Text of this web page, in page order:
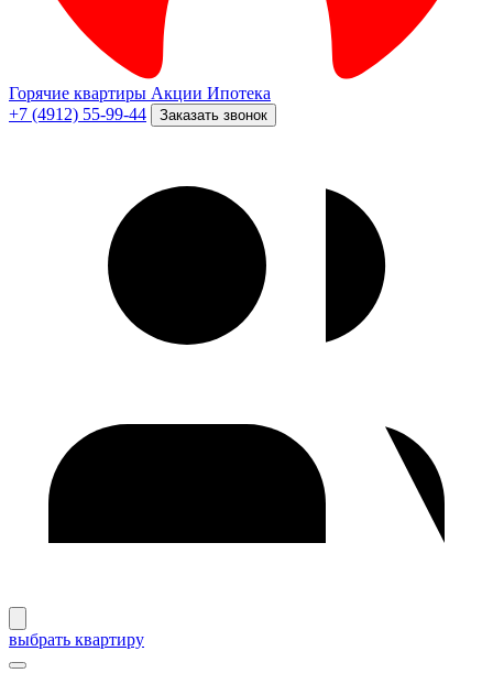
Горячие квартиры Акции Ипотека
+7 (4912) 55-99-44
Заказать звонок
выбрать квартиру